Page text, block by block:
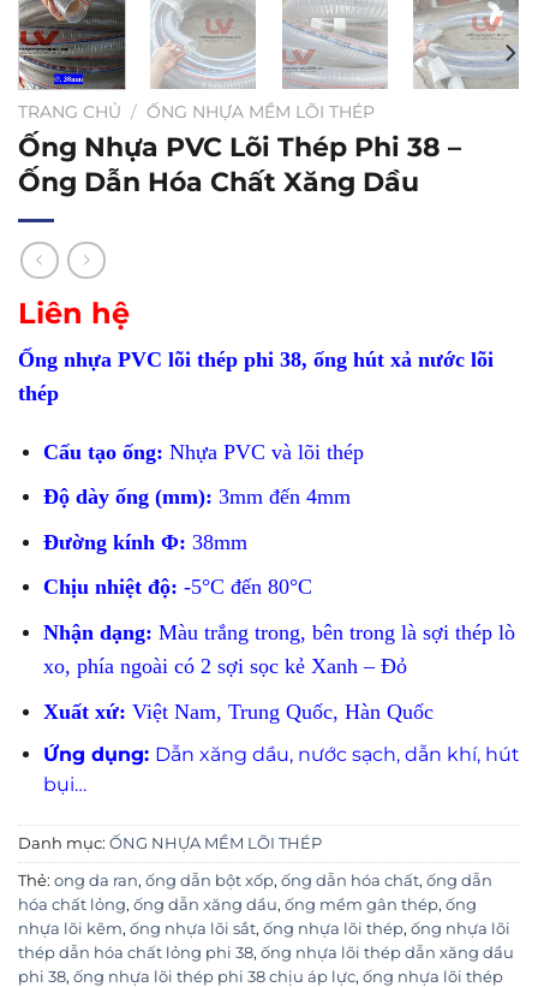
TRANG CHỦ / ỐNG NHỰA MỀM LÕI THÉP
Ống Nhựa PVC Lõi Thép Phi 38 –
Ống Dẫn Hóa Chất Xăng Dầu
Liên hệ
Ống nhựa PVC lõi thép phi 38, ống hút xả nước lõi
thép
Cấu tạo ống: Nhựa PVC và lõi thép
Độ dày ống (mm): 3mm đến 4mm
Đường kính Φ: 38mm
Chịu nhiệt độ: -5°C đến 80°C
Nhận dạng: Màu trắng trong, bên trong là sợi thép lò
xo, phía ngoài có 2 sợi sọc kẻ Xanh – Đỏ
Xuất xứ: Việt Nam, Trung Quốc, Hàn Quốc
Ứng dụng: Dẫn xăng dầu, nước sạch, dẫn khí, hút
bụi…
Danh mục: ỐNG NHỰA MỀM LÕI THÉP
Thẻ: ong da ran, ống dẫn bột xốp, ống dẫn hóa chất, ống dẫn
hóa chất lỏng, ống dẫn xăng dầu, ống mềm gân thép, ống
nhựa lõi kẽm, ống nhựa lõi sắt, ống nhựa lõi thép, ống nhựa lõi
thép dẫn hóa chất lỏng phi 38, ống nhựa lõi thép dẫn xăng dầu
phi 38, ống nhựa lõi thép phi 38 chịu áp lực, ống nhựa lõi thép